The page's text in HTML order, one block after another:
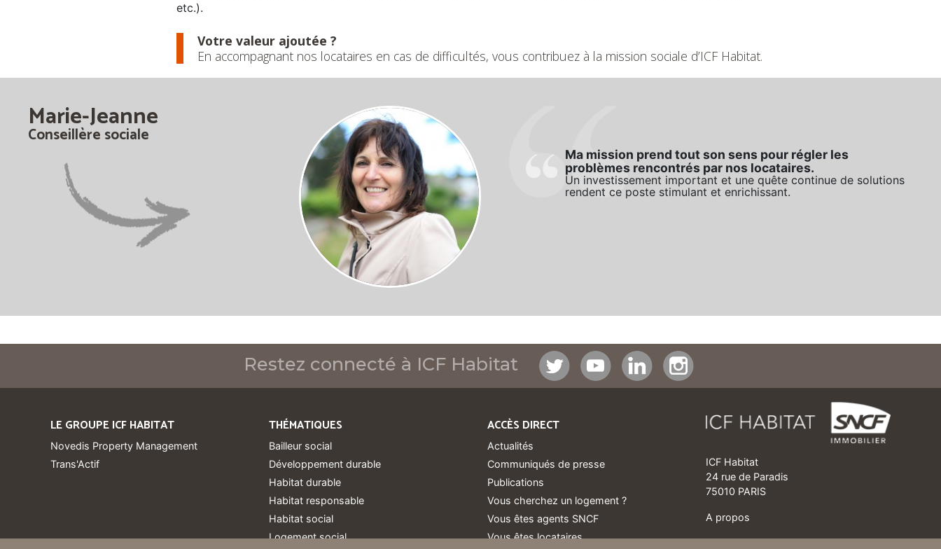
etc.).
Votre valeur ajoutée ?
En accompagnant nos locataires en cas de difficultés, vous contribuez à la mission sociale d’ICF Habitat.
Marie-Jeanne
Conseillère sociale
Ma mission prend tout son sens pour régler les
problèmes rencontrés par nos locataires.
Un investissement important et une quête continue de solutions
rendent ce poste stimulant et enrichissant.
Restez connecté à ICF Habitat
LE GROUPE ICF HABITAT
Novedis Property Management
Trans'Actif
THÉMATIQUES
Bailleur social
Développement durable
Habitat durable
Habitat responsable
Habitat social
Logement social
ACCÈS DIRECT
Actualités
Communiqués de presse
Publications
Vous cherchez un logement ?
Vous êtes agents SNCF
Vous êtes locataires
ICF Habitat
24 rue de Paradis
75010 PARIS
A propos